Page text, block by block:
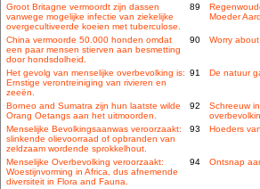
Groot Britagne vermoordt zijn dassen
vanwege mogelijke infectie van ziekelijke
overgecultiveerde koeien met tuberculose.
89
Moeder
China vermoorde 50.000 honden omdat
een paar mensen stierven aan besmetting
door hondsdolheid.
90 Worry
Het gevolg van menselijke overbevolking is:
Ernstige verontreiniging van rivieren en
zeeën.
91 De natuur
Borneo and Sumatra zijn hun laatste wilde
Orang Oetangs aan het uitmoorden.
92
Schreeuw
Menselijke Bevolkingsaanwas veroorzaakt:
slinkende olievoorraad of opbranden van
zeldzaam wordende sprokkelhout.
93 Hoeders
Menselijke Overbevolking veroorzaakt:
Woestijnvorming in Africa, dus afnemende
diversiteit in Flora and Fauna.
94 Ontsnap